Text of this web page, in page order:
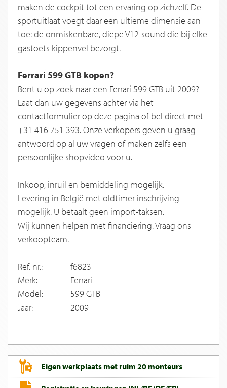
maken de cockpit tot een ervaring op zichzelf. De
sportuitlaat voegt daar een ultieme dimensie aan
toe: de onmiskenbare, diepe V12-sound die bij elke
gastoets kippenvel bezorgt.
Ferrari 599 GTB kopen?
Bent u op zoek naar een Ferrari 599 GTB uit 2009?
Laat dan uw gegevens achter via het
contactformulier op deze pagina of bel direct met
+31 416 751 393. Onze verkopers geven u graag
antwoord op al uw vragen of maken zelfs een
persoonlijke shopvideo voor u.
Inkoop, inruil en bemiddeling mogelijk.
Levering in België met oldtimer inschrijving
mogelijk. U betaalt geen import-taksen.
Wij kunnen helpen met financiering. Vraag ons
verkoopteam.
Ref. nr.:
f6823
Merk:
Ferrari
Model:
599 GTB
Jaar:
2009
Eigen werkplaats met ruim 20 monteurs